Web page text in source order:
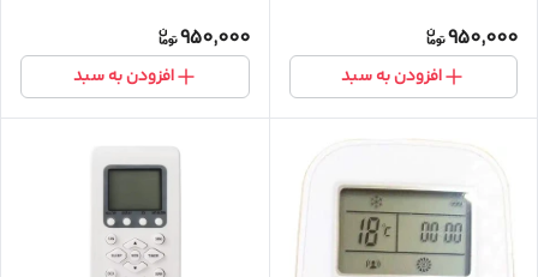
950,000
افزودن به سبد
950,000
افزودن به سبد